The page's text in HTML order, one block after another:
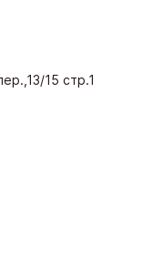
15 стр.1